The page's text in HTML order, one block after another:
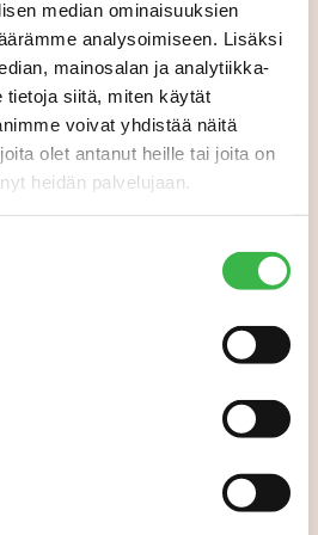
median ominaisuuksien
analysoimiseen. Lisäksi
mainosalan ja analytiikka-
tietoja siitä, miten käytät
voivat yhdistää näitä
olet antanut heille tai joita on
heidän palvelujaan.